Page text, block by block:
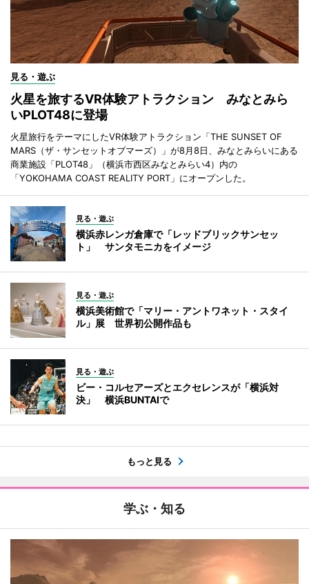
見る・遊ぶ
火星を旅するVR体験アトラクション みなとみら
いPLOT48に登場
火星旅行をテーマにしたVR体験アトラクション「THE SUNSET OF
MARS（ザ・サンセットオブマーズ）」が8月8日、みなとみらいにある
商業施設「PLOT48」（横浜市西区みなとみらい4）内の
「YOKOHAMA COAST REALITY PORT」にオープンした。
見る・遊ぶ
横浜赤レンガ倉庫で「レッドブリックサンセッ
ト」 サンタモニカをイメージ
見る・遊ぶ
横浜美術館で「マリー・アントワネット・スタイ
ル」展 世界初公開作品も
見る・遊ぶ
ビー・コルセアーズとエクセレンスが「横浜対
決」 横浜BUNTAIで
もっと見る
学ぶ・知る